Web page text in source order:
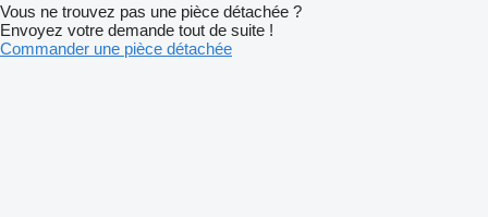
Vous ne trouvez pas une pièce détachée ?
Envoyez votre demande tout de suite !
Commander une pièce détachée